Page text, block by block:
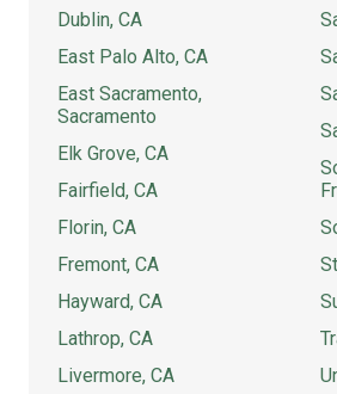
Dublin, CA
East Palo Alto, CA
East Sacramento,
Sacramento
Elk Grove, CA
Fairfield, CA
Florin, CA
Fremont, CA
Hayward, CA
Lathrop, CA
Livermore, CA